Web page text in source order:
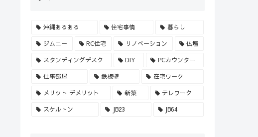
沖縄あるある 住宅事情 暮らし
ジムニー RC住宅 リノベーション 仏壇
スタンディングデスク DIY PCカウンター
仕事部屋 鉄板壁 在宅ワーク
メリット デメリット 新築 テレワーク
スケルトン JB23 JB64